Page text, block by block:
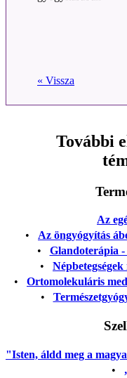
« Vissza
További
Az
• Az öngyógyítás
• Glandoterápia -
• Népbetegségek
• Ortomolekuláris
•
"Isten, áldd meg a
•